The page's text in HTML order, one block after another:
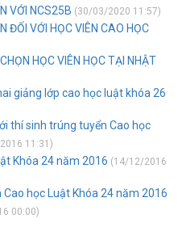
VỚI NCS25B (30/03/2020 11:57)
ĐỐI VỚI HỌC VIÊN CAO HỌC
HỌC VIÊN HỌC TẠI NHẬT
giảng lớp cao học luật khóa 26
thí sinh trúng tuyển Cao học
11:31)
Khóa 24 năm 2016 (14/12/2016
học Luật Khóa 24 năm 2016
00:00)